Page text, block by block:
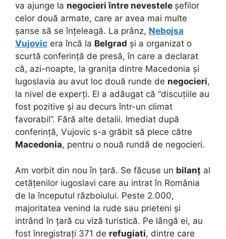
va ajunge la negocieri între nevestele șefilor
celor două armate, care ar avea mai multe
șanse să se înțeleagă. La prânz, Nebojsa
Vujovic era încă la Belgrad și a organizat o
scurtă conferință de presă, în care a declarat
că, azi-noapte, la granița dintre Macedonia și
Iugoslavia au avut loc două runde de negocieri,
la nivel de experți. El a adăugat că “discuțiile au
fost pozitive și au decurs într-un climat
favorabil”. Fără alte detalii. Imediat după
conferință, Vujovic s-a grăbit să plece către
Macedonia, pentru o nouă rundă de negocieri.
Am vorbit din nou în țară. Se făcuse un bilanț al
cetățenilor iugoslavi care au intrat în România
de la începutul războiului. Peste 2.000,
majoritatea venind la rude sau prieteni și
intrând în țară cu viză turistică. Pe lângă ei, au
fost înregistrați 371 de refugiati, dintre care